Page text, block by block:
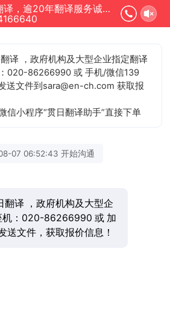
贯日翻译，逾20年翻译服务诚信单位正在为您服务
译 ，政府机构及大型企业指定翻译
020-86266990 或 手机/微信139
送文件到sara@en-ch.com 获取报
信小程序“贯日翻译助手”直接下单
07 06:52:43 开始沟通
翻译 ，政府机构及大型企
机：020-86266990 或 加
文件，获取报价信息！